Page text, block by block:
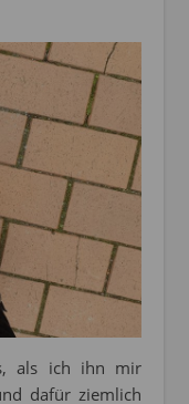
als ich ihn mir
dafür ziemlich